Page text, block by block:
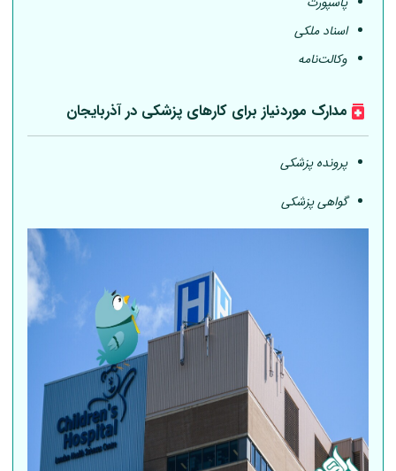
اسناد ملکی
وکالت‌نامه
مدارک موردنیاز برای کارهای پزشکی در آذربایجان
پرونده پزشکی
گواهی پزشکی